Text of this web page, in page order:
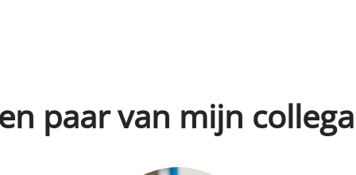
paar van mijn